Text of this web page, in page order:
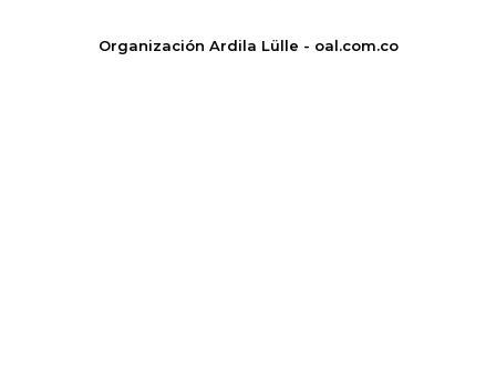
Organización Ardila Lülle - oal.com.co